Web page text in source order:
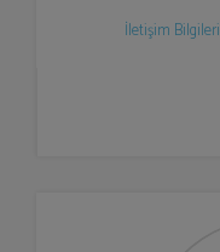
İletişim Bilgileri